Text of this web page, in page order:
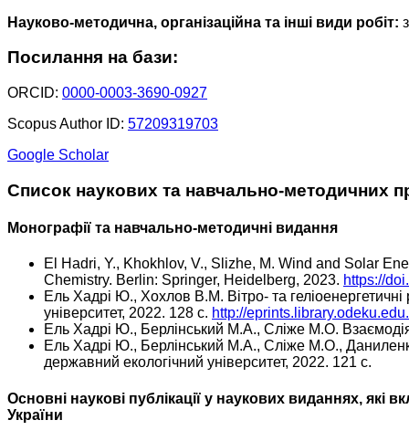
Науково-методична, організаційна та інші види робіт:
Посилання на бази:
ORCID: 0000-0003-3690-0927
Scopus Author ID: 57209319703
Google Scholar
Список наукових та навчально-методичних
Монографії та навчально-методичні видання
El Hadri, Y., Khokhlov, V., Slizhe, M. Wind and Solar
Chemistry. Berlin: Springer, Heidelberg, 2023. https://
Ель Хадрі Ю., Хохлов В.М. Вітро- та
університет, 2022. 128 с. http://
Ель Хадрі Ю., Берлінський М.А., Сліже М.О.
Ель Хадрі Ю., Берлінський М.А., Сліже М.О.,
державний екологічний університет, 2022. 121 с.
Основні наукові публікації у наукових виданнях,
України